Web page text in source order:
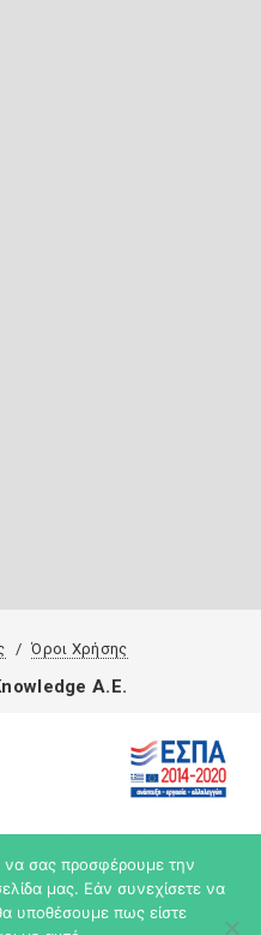
Όροι Χρήσης
να σας προσφέρουμε την
μας. Εάν συνεχίσετε να
υποθέσουμε πως είστε
A.E.